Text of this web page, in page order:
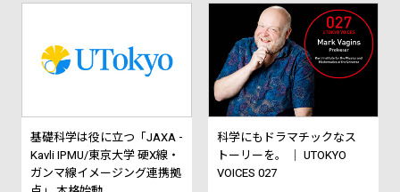
基礎科学は役に立つ「JAXA -
Kavli IPMU/東京大学 硬X線・
ガンマ線イメージング連携拠
科学にもドラマチックなス
トーリーを。 ｜ UTOKYO
VOICES 027